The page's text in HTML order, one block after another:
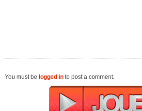
You must be logged in to post a comment.